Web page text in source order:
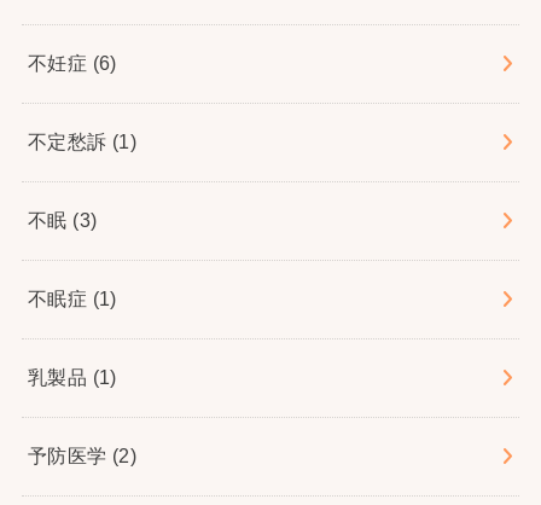
不妊症 (6)
不定愁訴 (1)
不眠 (3)
不眠症 (1)
乳製品 (1)
予防医学 (2)